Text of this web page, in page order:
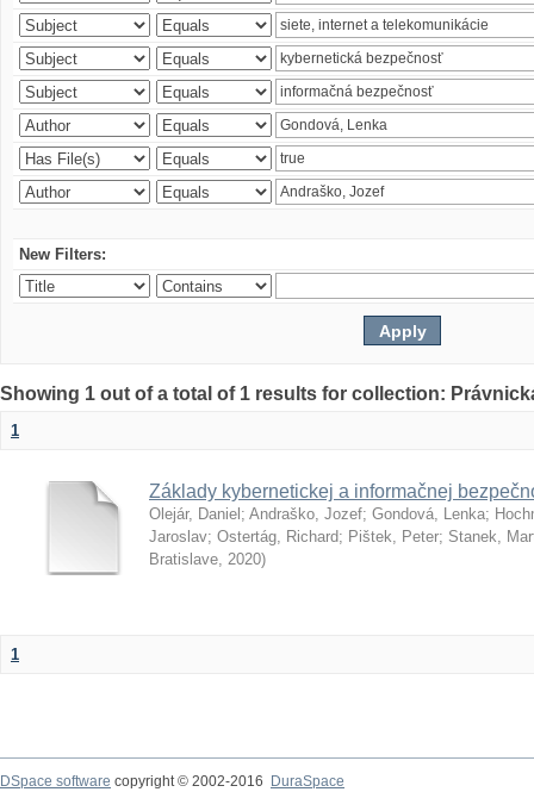
New Filters:
Showing 1 out of a total of 1 results for collection:
1
Základy kybernetickej a informačnej
Olejár, Daniel ; Andraško, Jozef; Gondová, Lenka;
Jaroslav; Ostertág, Richard; Pištek, Peter; Stanek,
Bratislave, 2020)
1
DSpace software copyright © 2002-2016
DuraSpace